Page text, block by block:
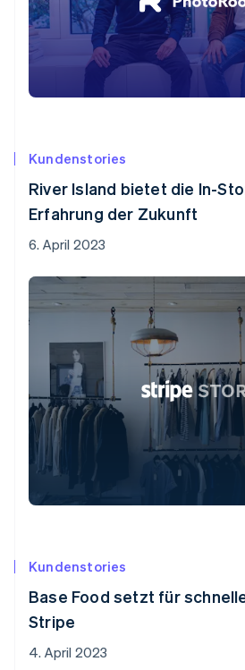
Kundenstories
River Island bietet die In-
Erfahrung der Zukunft
6. April 2023
Kundenstories
Base Food setzt für
Stripe
4. April 2023